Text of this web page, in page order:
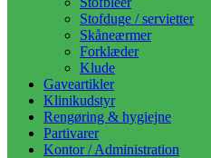
Stofduge / servietter
Skåneærmer
Forklæder
Klude
Gaveartikler
Klinikudstyr
Rengøring & hygiejne
Partivarer
Kontor / Administration